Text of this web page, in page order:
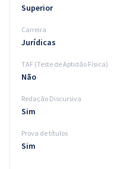
Superior
Carreira
Jurídicas
TAF (Teste de Aptidão Física)
Não
Redação Discursiva
Sim
Prova de títulos
Sim